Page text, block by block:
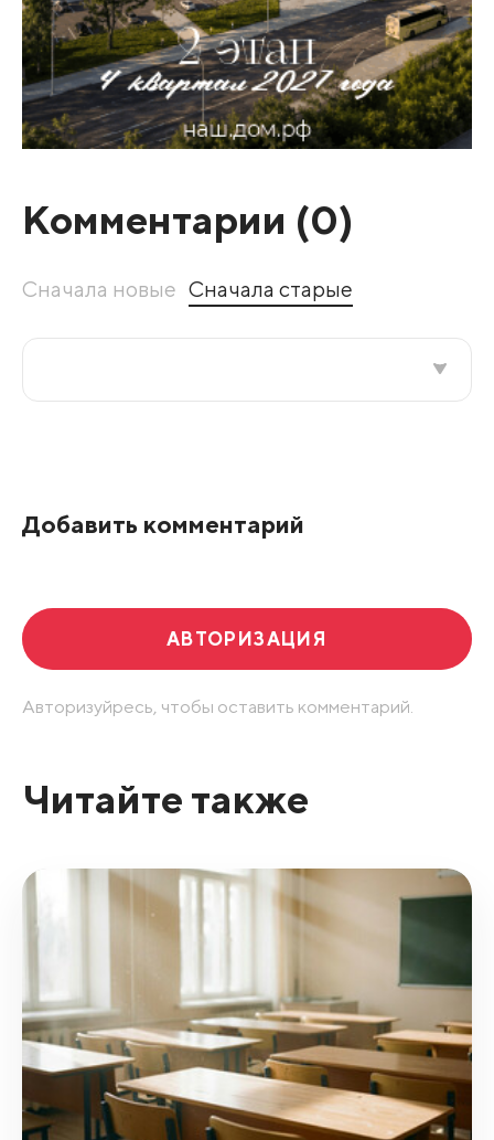
Комментарии (0)
Сначала новые Сначала старые
Добавить комментарий
АВТОРИЗАЦИЯ
Авторизуйресь, чтобы оставить комментарий.
Читайте также